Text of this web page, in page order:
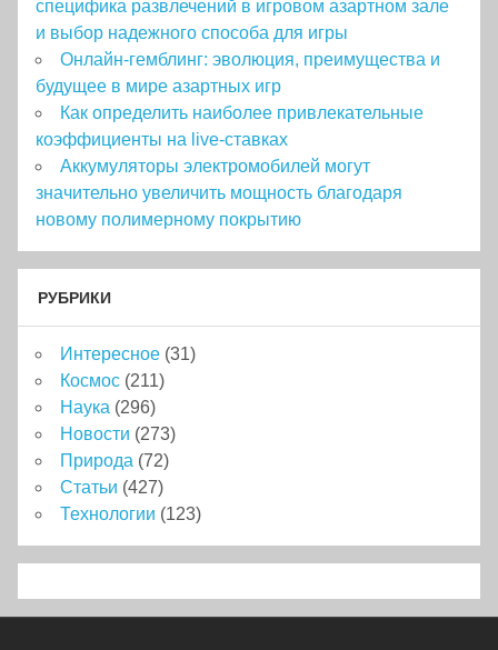
специфика развлечений в игровом азартном зале
и выбор надежного способа для игры
Онлайн-гемблинг: эволюция, преимущества и
будущее в мире азартных игр
Как определить наиболее привлекательные
коэффициенты на live-ставках
Аккумуляторы электромобилей могут
значительно увеличить мощность благодаря
новому полимерному покрытию
РУБРИКИ
Интересное (31)
Космос (211)
Наука (296)
Новости (273)
Природа (72)
Статьи (427)
Технологии (123)